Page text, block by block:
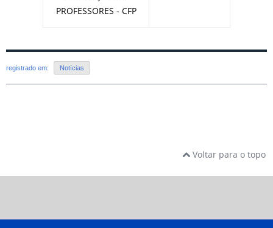
PROFESSORES - CFP
registrado em: Notícias
Voltar para o topo